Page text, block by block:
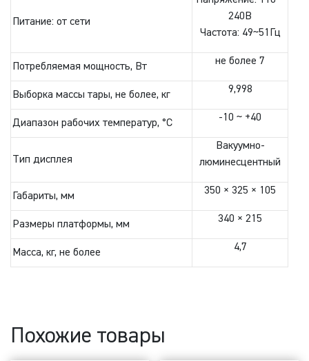
Питание: от сети
240В
Частота: 49~51Гц
Потребляемая мощность, Вт не более 7
Выборка массы тары, не более, кг 9,998
Диапазон рабочих температур, °С -10 ~ +40
Тип дисплея
Вакуумно-
люминесцентный
Габариты, мм 350 × 325 × 105
Размеры платформы, мм 340 × 215
Масса, кг, не более 4,7
Похожие товары